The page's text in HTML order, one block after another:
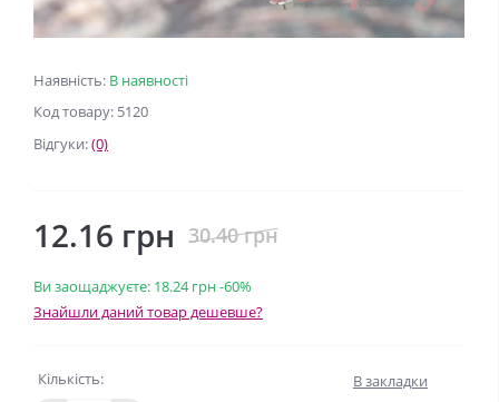
Наявність: В наявності
Код товару: 5120
Відгуки:(0)
12.16 грн 30.40 грн
Ви заощаджуєте: 18.24 грн-60%
Знайшли даний товар дешевше?
Кількість:
В закладки